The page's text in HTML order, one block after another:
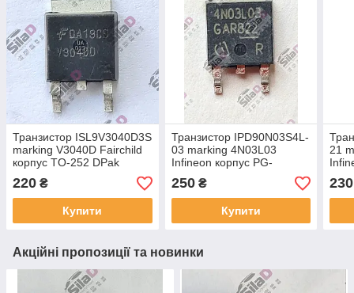
Транзистор ISL9V3040D3S
marking V3040D Fairchild
корпус TO-252 DPak
220 ₴
Купити
Транзистор IPD90N03S4L-
03 marking 4N03L03
Infineon корпус PG-
TO252-3-11
250₴
Купити
21
230
Акційні пропозиції та новинки